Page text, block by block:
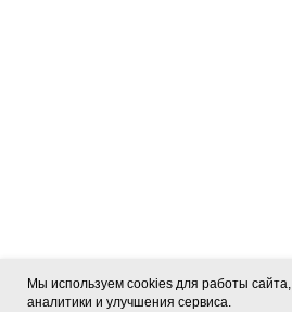
Мы используем cookies для работы сайта,
аналитики и улучшения сервиса.